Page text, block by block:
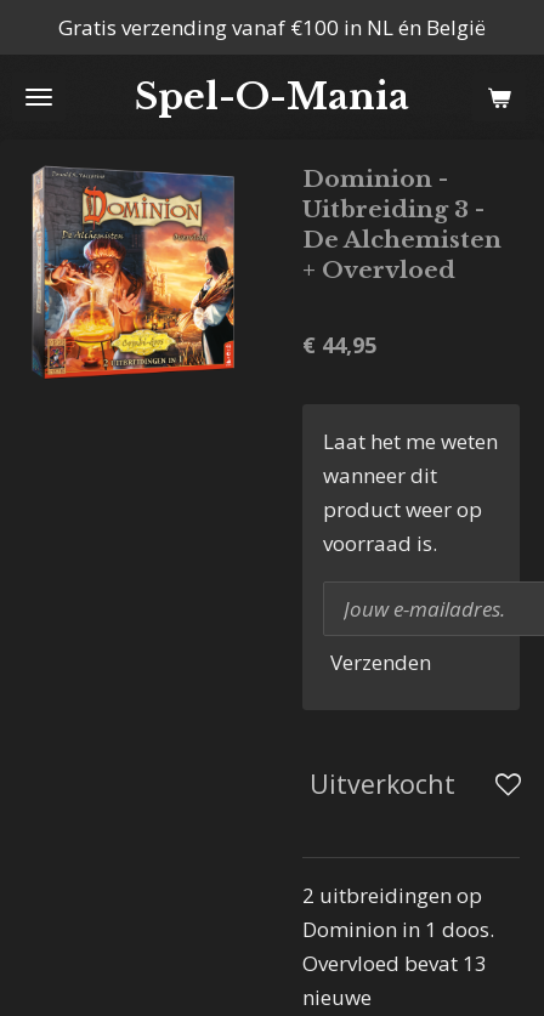
naar
hoofdinhoud
Spel-O-Mania
Gratis verzending vanaf €100 in NL én België
Dominion -
Uitbreiding 3 -
De Alchemisten
+ Overvloed
€ 44,95
Laat het me weten
wanneer dit
product weer op
voorraad is.
Verzenden
Uitverkocht
2 uitbreidingen op
Dominion in 1 doos.
Overvloed bevat 13
nieuwe